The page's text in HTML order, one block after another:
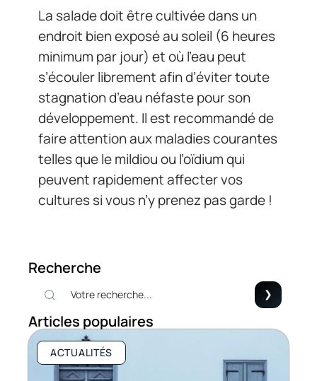
La salade doit être cultivée dans un
endroit bien exposé au soleil (6 heures
minimum par jour) et où l’eau peut
s’écouler librement afin d’éviter toute
stagnation d’eau néfaste pour son
développement. Il est recommandé de
faire attention aux maladies courantes
telles que le mildiou ou l’oïdium qui
peuvent rapidement affecter vos
cultures si vous n’y prenez pas garde !
Recherche
Articles populaires
ACTUALITÉS